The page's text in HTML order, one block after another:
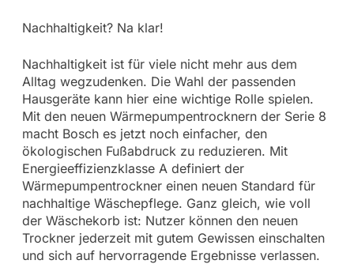
Nachhaltigkeit? Na klar!
Nachhaltigkeit ist für viele nicht mehr aus dem
Alltag wegzudenken. Die Wahl der passenden
Hausgeräte kann hier eine wichtige Rolle spielen.
Mit den neuen Wärmepumpentrocknern der Serie 8
macht Bosch es jetzt noch einfacher, den
ökologischen Fußabdruck zu reduzieren. Mit
Energieeffizienzklasse A definiert der
Wärmepumpentrockner einen neuen Standard für
nachhaltige Wäschepflege. Ganz gleich, wie voll
der Wäschekorb ist: Nutzer können den neuen
Trockner jederzeit mit gutem Gewissen einschalten
und sich auf hervorragende Ergebnisse verlassen.